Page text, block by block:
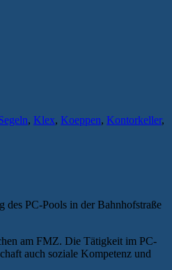
, Klex, Koeppen, Kontorkeller,
des PC-Pools in der Bahnhofstraße
am FMZ. Die Tätigkeit im PC-
auch soziale Kompetenz und